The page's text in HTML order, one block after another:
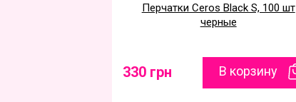
Перчатки Ceros Black S, 100 шт
черные
330 грн В корзину